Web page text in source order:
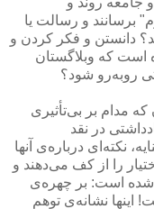
برسانند و رسالت یا
دانستن و فكر كردن و
است كه وبلاگستان
روبه‌رو شود؟
مدام بر بی‌تأثیری
در نقد
نكته‌ای درباره‌ی آنها
را از كف می‌دهند و
است: بر چهره‌ی
اینها نشانه‌ی توهم